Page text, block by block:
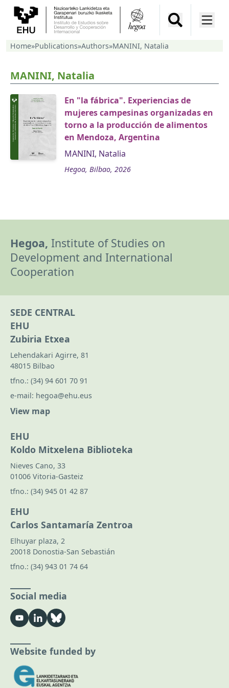
Home»Publications»Authors»MANINI, Natalia
MANINI, Natalia
En "la fábrica". Experiencias de
mujeres campesinas organizadas en
torno a la producción de alimentos
en Mendoza, Argentina
MANINI, Natalia
Hegoa, Bilbao, 2026
Hegoa, Institute of Studies on
Development and International
Cooperation
SEDE CENTRAL
EHU
Zubiria Etxea
Lehendakari Agirre, 81
48015 Bilbao
tfno.: (34) 94 601 70 91
e-mail: hegoa@ehu.eus
View map
EHU
Koldo Mitxelena Biblioteka
Nieves Cano, 33
01006 Vitoria-Gasteiz
tfno.: (34) 945 01 42 87
EHU
Carlos Santamaría Zentroa
Elhuyar plaza, 2
20018 Donostia-San Sebastián
tfno.: (34) 943 01 74 64
Social media
Website funded by